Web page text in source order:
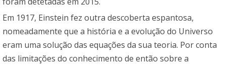
Em 1917, Einstein fez outra descoberta espantosa,
nomeadamente que a história e a evolução do Universo
eram uma solução das equações da sua teoria. Por conta
das limitações do conhecimento de então sobre a